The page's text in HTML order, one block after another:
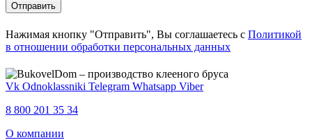
Отправить
Нажимая кнопку "Отправить", Вы соглашаетесь с Политикой
в отношении обработки персональных данных
Vk Odnoklassniki Telegram Whatsapp Viber
8 800 201 35 34
О компании